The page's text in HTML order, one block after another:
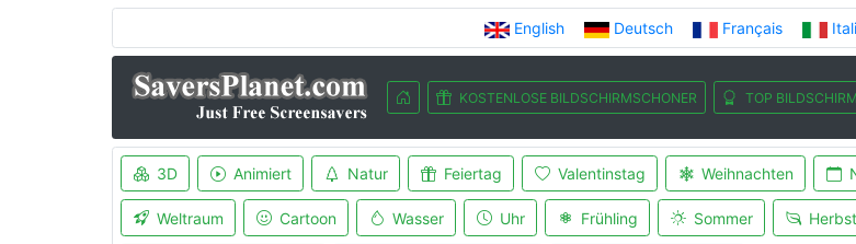
English Deutsch Français
KOSTENLOSE BILDSCHIRMSCHONER TOP
3D Animiert Natur Feiertag Valentinstag Weihnachten
Weltraum Cartoon Wasser Uhr Frühling Sommer Herbst